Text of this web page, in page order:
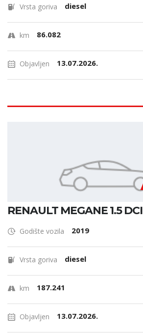
Vrsta goriva diesel
km 86.082
Objavljen 13.07.2026.
RENAULT MEGANE 1.5 DCI
Godište vozila 2019
Vrsta goriva diesel
km 187.241
Objavljen 13.07.2026.